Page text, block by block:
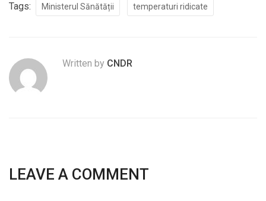
Tags: Ministerul Sănătății temperaturi ridicate
Written by CNDR
LEAVE A COMMENT